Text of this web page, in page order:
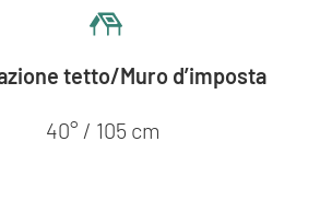
tetto/Muro d’imposta
40° / 105 cm